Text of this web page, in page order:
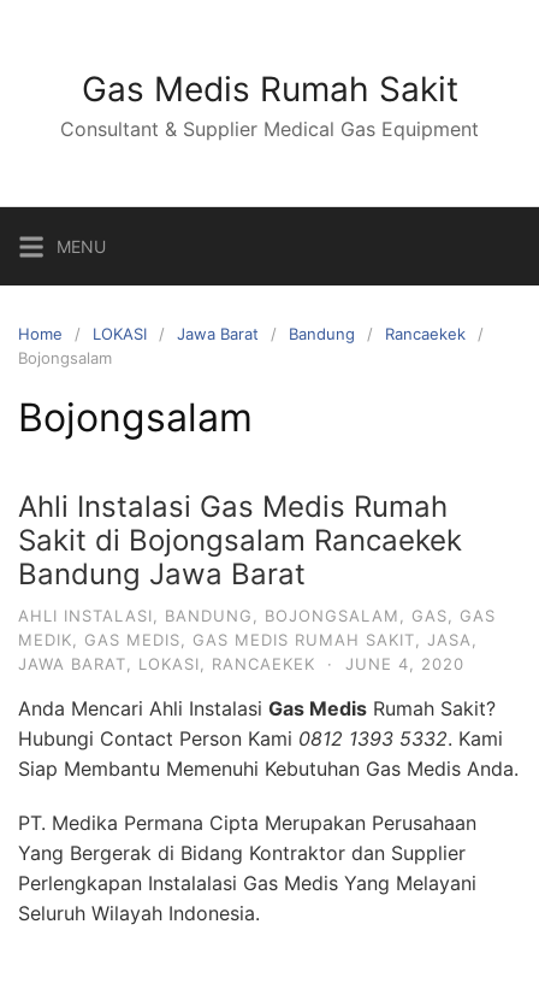
Gas Medis Rumah Sakit
Consultant & Supplier Medical Gas Equipment
MENU
Home LOKASI Jawa Barat Bandung
Rancaekek
Bojongsalam
Bojongsalam
Ahli Instalasi Gas Medis Rumah
Sakit di Bojongsalam Rancaekek
Bandung Jawa Barat
AHLI INSTALASI BANDUNG BOJONGSALAM GAS
GAS
MEDIK
GAS MEDIS GAS MEDIS RUMAH SAKIT JASA
JAWA BARAT
LOKASI RANCAEKEK · JUNE 4, 2020
Anda Mencari Ahli Instalasi Gas Medis Rumah Sakit?
Hubungi Contact Person Kami 0812 1393 5332. Kami
Siap Membantu Memenuhi Kebutuhan Gas Medis Anda.
PT. Medika Permana Cipta Merupakan Perusahaan
Yang Bergerak di Bidang Kontraktor dan Supplier
Perlengkapan Instalalasi Gas Medis Yang Melayani
Seluruh Wilayah Indonesia.